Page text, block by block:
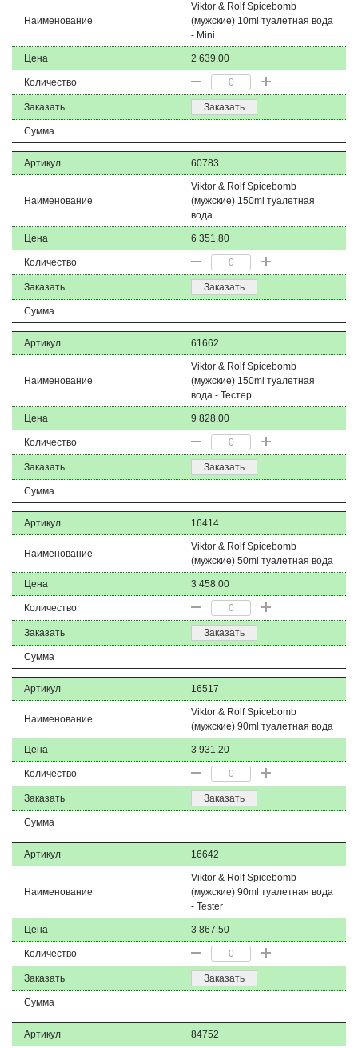
Наименование
Viktor & Rolf Spicebomb
(мужские) 10ml туалетная вода
- Mini
Цена 2 639.00
Количество
Заказать Заказать
Сумма
Артикул 60783
Наименование
Viktor & Rolf Spicebomb
(мужские) 150ml туалетная
вода
Цена 6 351.80
Количество
Заказать Заказать
Сумма
Артикул 61662
Наименование
Viktor & Rolf Spicebomb
(мужские) 150ml туалетная
вода - Тестер
Цена 9 828.00
Количество
Заказать Заказать
Сумма
Артикул 16414
Наименование
Viktor & Rolf Spicebomb
(мужские) 50ml туалетная вода
Цена 3 458.00
Количество
Заказать Заказать
Сумма
Артикул 16517
Наименование
Viktor & Rolf Spicebomb
(мужские) 90ml туалетная вода
Цена 3 931.20
Количество
Заказать Заказать
Сумма
Артикул 16642
Наименование
Viktor & Rolf Spicebomb
(мужские) 90ml туалетная вода
- Tester
Цена 3 867.50
Количество
Заказать Заказать
Сумма
Артикул 84752